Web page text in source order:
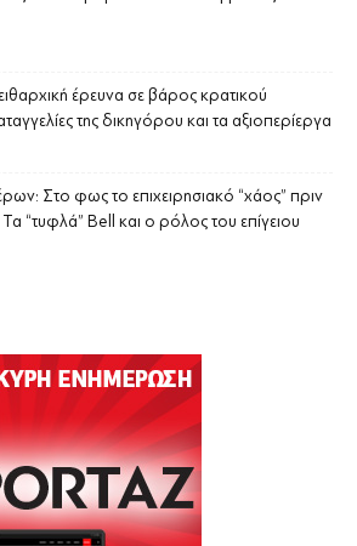
έρευνα σε βάρος κρατικού
της δικηγόρου και τα αξιοπερίεργα
Στο φως το επιχειρησιακό “χάος” πριν
“τυφλά” Bell και ο ρόλος του επίγειου